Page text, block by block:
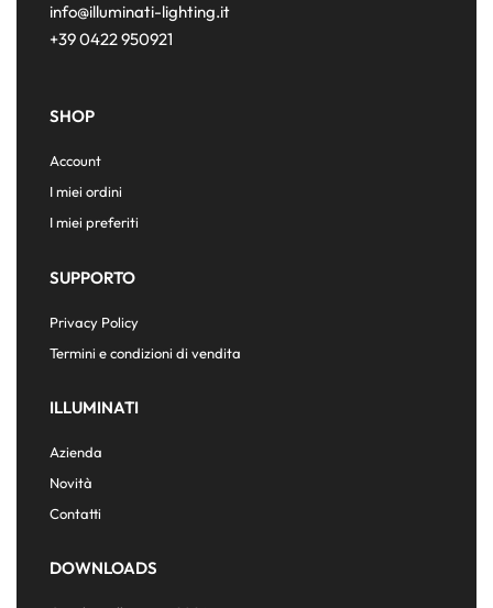
info@illuminati-lighting.it
+39 0422 950921
SHOP
Account
I miei ordini
I miei preferiti
SUPPORTO
Privacy Policy
Termini e condizioni di vendita
ILLUMINATI
Azienda
Novità
Contatti
DOWNLOADS